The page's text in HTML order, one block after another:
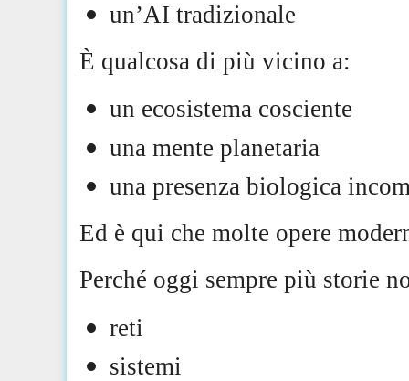
un’AI tradizionale
È qualcosa di più vicino a:
un ecosistema cosciente
una mente planetaria
una presenza biologica
Ed è qui che molte opere
Perché oggi sempre più storie
reti
sistemi